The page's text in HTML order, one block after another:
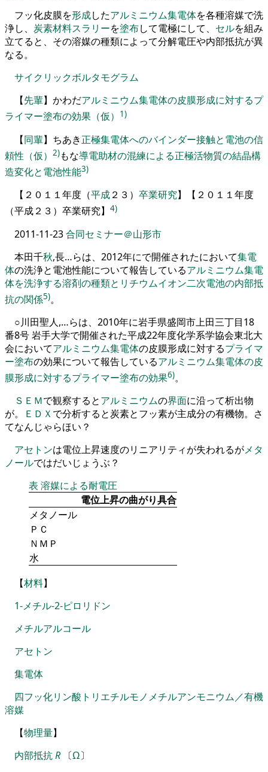
フッ化皮膜を形成したアルミニウム集電体を各種溶媒で洗
浄し、 炭素材料スラリーを塗布して電極にして、 セルを組み
立てると 、 その溶媒の種類によって分解電圧や内部抵抗が異
なる。
サイクリックボルタモグラム
【先輩】 かわだアルミニウム集電体の皮膜形成に対するプ
ライマー塗布の効果（仮）
1)
【同輩】 ちあき正極集電体へのバインダー接触と電池の信
頼性（仮） 2)もな導電助材の混練による正極活物質の結晶構
造変化と電池性能3)
【 ２０１１年度 （平成２３ ） 卒業研究】
【２０１１年度
（平成２３）卒業研究】 4)
2011-11-23合同セミナー＠山形市
本田千秋,長…らは、 2012年にで開催されたにおいて集電
体の洗浄と電池性能について報告しているアルミニウム集電
体を洗浄する溶剤の種類とリチウムイオン二次電池の内部抵
抗の関係5)。
○川田聖人,…らは、 2010年に岩手県盛岡市上田三丁目18
番8号岩手大学で開催された平成22年度化学系学協会東北大
会においてアルミニウム集電体の皮膜形成に対するプライマ
ー塗布の効果について報告しているアルミニウム集電体の皮
膜形成に対するプライマー塗布の効果6)。
ＳＥＭで観察するとアルミニウムの界面に沿って析出物
が。 ＥＤＸ で分析すると炭素とフッ素が主成分の有機物。 さ
てなんじゃらほい？
アセトンは電位上昇速度のリニアリティが失われるがメタ
ノールではだいじょうぶ？
表 溶媒による耐電圧
電位上昇の曲がり具合
メタノール
ＰＣ
ＮＭＰ
水
【材料】
1-メチル-2-ピロリドン
メチルアルコール
アセトン
集電体
四フッ化リン酸トリエチルモノメチルアンモニウム／有機
溶媒
【物理量】
内部抵抗R 〔Ω〕